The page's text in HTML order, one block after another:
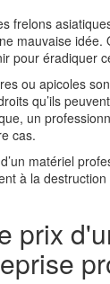
frelons
mauvaise idée.
pour éradiquer
ou apicoles
qu’ils
un
cas.
matériel
à la
prix